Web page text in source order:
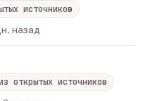
источников
назад
открытых источников